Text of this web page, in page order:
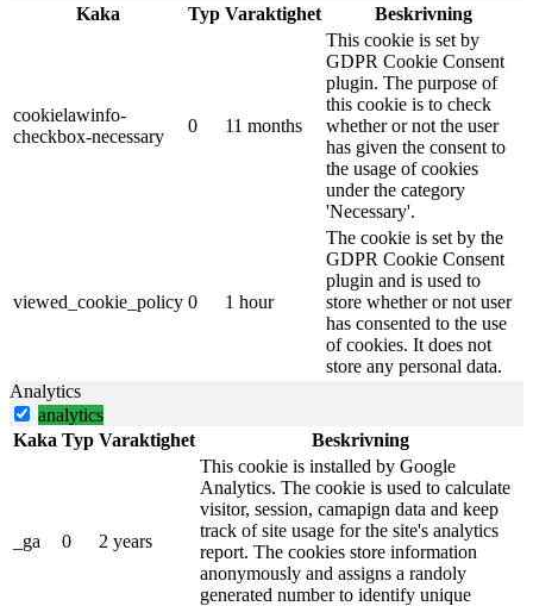
Kaka
Typ Varaktighet Beskrivning
cookielawinfo-
checkbox-necessary
0 11 months
This cookie is set by
GDPR Cookie Consent
plugin. The purpose of
this cookie is to check
whether or not the user
has given the consent to
the usage of cookies
under the category
'Necessary'.
viewed_cookie_policy 0 1 hour
The cookie is set by the
GDPR Cookie Consent
plugin and is used to
store whether or not user
has consented to the use
of cookies. It does not
store any personal data.
Analytics
analytics
Kaka Typ Varaktighet Beskrivning
_ga 0 2 years
This cookie is installed by Google
Analytics. The cookie is used to calculate
visitor, session, camapign data and keep
track of site usage for the site's analytics
report. The cookies store information
anonymously and assigns a randoly
generated number to identify unique